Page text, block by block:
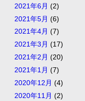
2021年6月 (2)
2021年5月 (6)
2021年4月 (7)
2021年3月 (17)
2021年2月 (20)
2021年1月 (7)
2020年12月 (4)
2020年11月 (2)